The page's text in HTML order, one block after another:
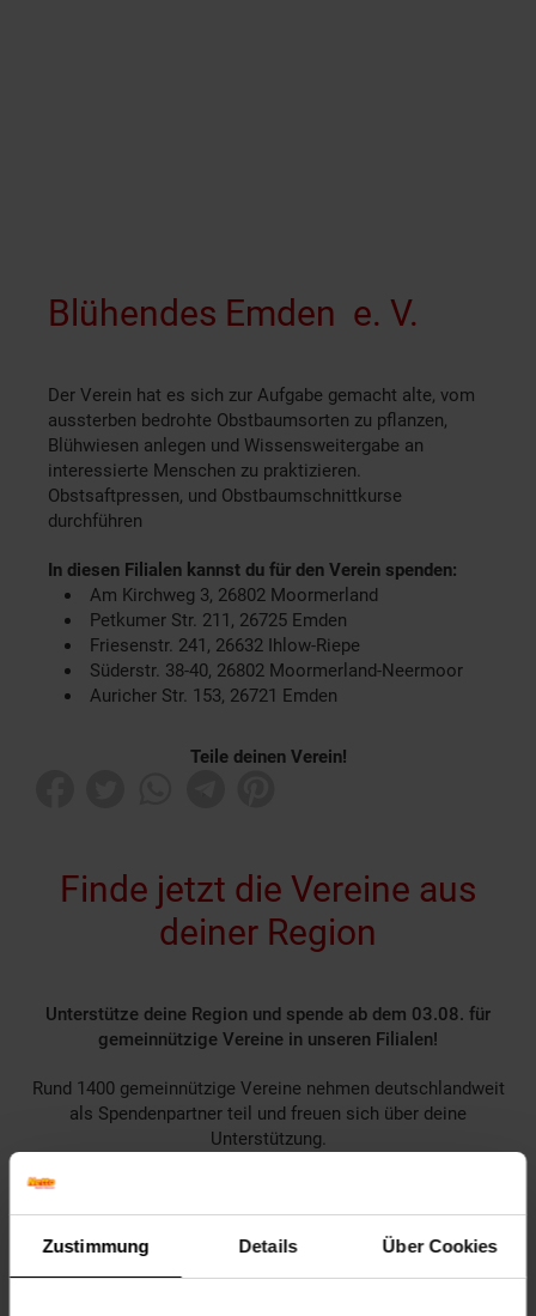
Zustimmung Details Über Cookies
Blühendes Emden e. V.
Der Verein hat es sich zur Aufgabe gemacht alte, vom
aussterben bedrohte Obstbaumsorten zu pflanzen,
Blühwiesen anlegen und Wissensweitergabe an
interessierte Menschen zu praktizieren.
Obstsaftpressen, und Obstbaumschnittkurse
durchführen
In diesen Filialen kannst du für den Verein spenden:
Am Kirchweg 3, 26802 Moormerland
Petkumer Str. 211, 26725 Emden
Friesenstr. 241, 26632 Ihlow-Riepe
Süderstr. 38-40, 26802 Moormerland-Neermoor
Auricher Str. 153, 26721 Emden
Teile deinen Verein!
Finde jetzt die Vereine aus
deiner Region
Unterstütze deine Region und spende ab dem 03.08. für
gemeinnützige Vereine in unseren Filialen!
Rund 1400 gemeinnützige Vereine nehmen deutschlandweit
als Spendenpartner teil und freuen sich über deine
Unterstützung.
Kasse auf den nächsten 10 ct Betrag aufrundest oder dein
Pfand am Pfandautomaten spendest.
Welchen Verein du in deiner Region unterstützen kannst